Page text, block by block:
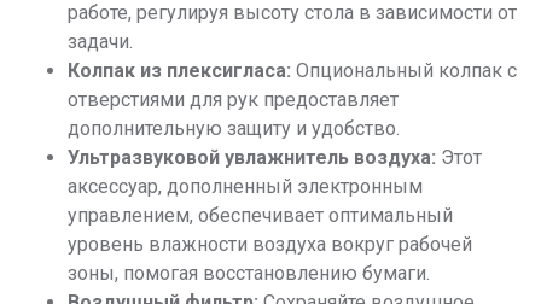
работе, регулируя высоту стола в зависимости от
задачи.
Колпак из плексигласа: Опциональный колпак с
отверстиями для рук предоставляет
дополнительную защиту и удобство.
Ультразвуковой увлажнитель воздуха: Этот
аксессуар, дополненный электронным
управлением, обеспечивает оптимальный
уровень влажности воздуха вокруг рабочей
зоны, помогая восстановлению бумаги.